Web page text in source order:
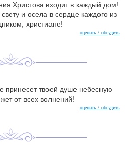
Христова входит в каждый дом!
и осела в сердце каждого из
христиане!
оценить / обсудить
принесет твоей душе небесную
от всех волнений!
оценить / обсудить